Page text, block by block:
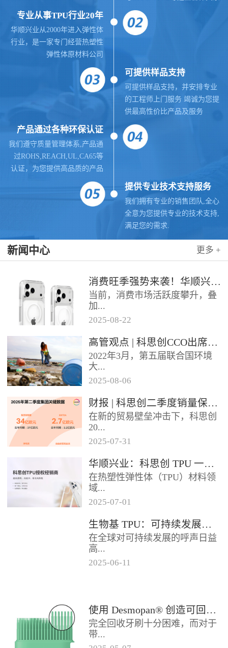
专业从事TPU行业20年
华顺兴业从2000年进入弹性体
行业，是一家专门经营热塑性
弹性体原材料公司
可提供样品支持
可提供样品支持，并安排专业
的工程师上门服务 竭诚为您提
供最高性价比产品及服务
产品通过各种环保认证
我们遵守质量管理体系, 产品通
过ROHS,REACH,UL,CA65等
认证，为您提供高品质的产品
提供专业技术支持服务
我们拥有专业的销售团队,全心
全意为您提供专业的技术支持,
满足您的需求.
新闻中心 更多 +
消费旺季强势来袭！华顺兴业携手科思创 TPU，为手机护套行业注入破局新动能，抢占市场制高点
当前，消费市场活跃度攀升，叠
加...
各类促销节点临近，手机护套行
业迎来传统销售旺季，市场对高
品质、高性能产品的需求持续走
高。华...
2025-08-22
高管观点 | 科思创CCO出席全球塑料公约大会
2022年3月，第五届联合国环境
大...
会决定成立政府间谈判委员会
（INC），计划通过5次会议在
2024年底前制定一项关于塑料...
2025-08-06
财报 | 科思创二季度销量保持稳定，但动荡环境拖累业绩
在新的贸易壁垒冲击下，科思创
20...
25年第二季度业绩在充满挑战的
经济环境中公布。美国进口关税
的意外上调，对部分重点客户行
业...
2025-07-31
华顺兴业：科思创 TPU 一级代理商，优质 TPU 材料供应专家
在热塑性弹性体（TPU）材料领
域...
，华顺兴业凭借专业实力与行业
积淀，成为科思创 TPU 授权经销
商，为市场提供高品质的TP...
2025-07-01
生物基 TPU：可持续发展的材料新贵
在全球对可持续发展的呼声日益
高...
TP...
2025-06-11
使用 Desmopan® 创造可回收的热塑性聚氨酯牙刷头
完全回收牙刷十分困难，而对于
带...